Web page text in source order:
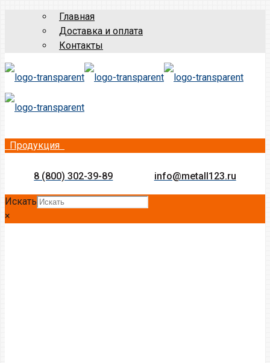
Главная
Доставка и оплата
Контакты
Продукция
8 (800) 302-39-89 info@metall123.ru
Искать
×